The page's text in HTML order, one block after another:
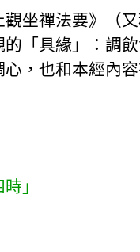
坐禪法要》（
的「具緣」：調
，也和本經內
」